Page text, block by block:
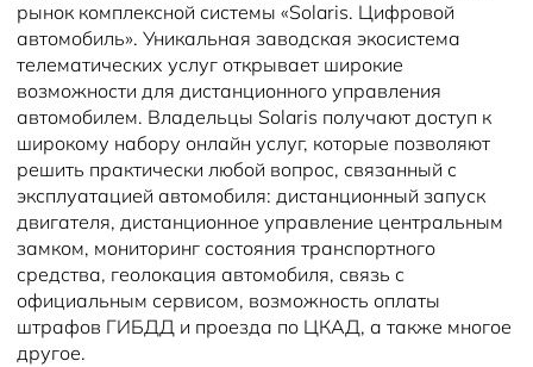
рынок комплексной системы «Solaris. Цифровой
автомобиль». Уникальная заводская экосистема
телематических услуг открывает широкие
возможности для дистанционного управления
автомобилем. Владельцы Solaris получают доступ к
широкому набору онлайн услуг, которые позволяют
решить практически любой вопрос, связанный с
эксплуатацией автомобиля: дистанционный запуск
двигателя, дистанционное управление центральным
замком, мониторинг состояния транспортного
средства, геолокация автомобиля, связь с
официальным сервисом, возможность оплаты
штрафов ГИБДД и проезда по ЦКАД, а также многое
другое.